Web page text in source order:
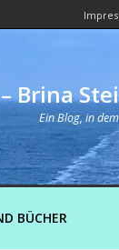
Brina
Ein Blog, in
BÜCHER